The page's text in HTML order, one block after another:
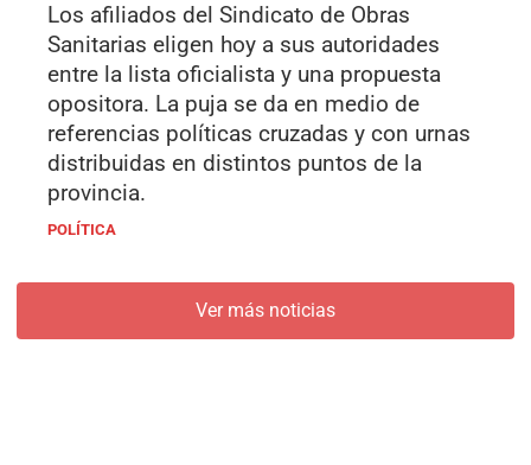
Los afiliados del Sindicato de Obras
Sanitarias eligen hoy a sus autoridades
entre la lista oficialista y una propuesta
opositora. La puja se da en medio de
referencias políticas cruzadas y con urnas
distribuidas en distintos puntos de la
provincia.
POLÍTICA
Ver más noticias